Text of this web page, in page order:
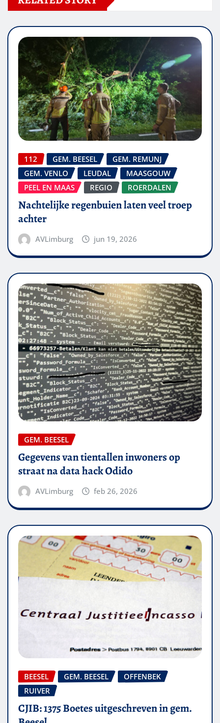
112 GEM. BEESEL
GEM. REMUNJ
GEM. VENLO
LEUDAL
MAASGOUW
PEEL EN MAAS
REGIO ROERDALEN
Nachtelijke regenbuien laten veel troep
achter
AVLimburg jun 19, 2026
GEM. BEESEL
Gegevens van tientallen inwoners op
straat na data hack Odido
AVLimburg feb 26, 2026
BEESEL GEM. BEESEL
OFFENBEK
RUIVER
CJIB: 1375 Boetes uitgeschreven in gem.